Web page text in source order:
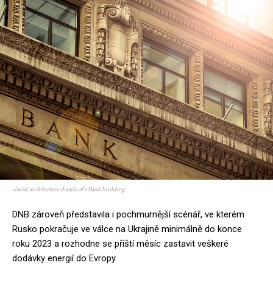
classic architecture details of a Bank building
DNB zároveň představila i pochmurnější scénář, ve kterém
Rusko pokračuje ve válce na Ukrajině minimálně do konce
roku 2023 a rozhodne se příští měsíc zastavit veškeré
dodávky energií do Evropy.